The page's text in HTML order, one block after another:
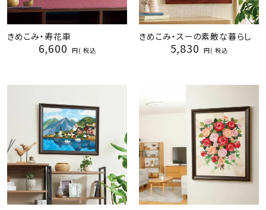
きめこみ・寿花車
6,600 税込
きめこみ・スーの素敵な暮らし
5,830 税込